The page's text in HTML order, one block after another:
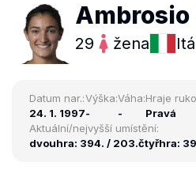
Ambrosio
29 žena
Datum nar.:
24. 1. 1997
Výška:
-
Váha:
-
Hraje
Pravá
Aktuální/nejvyšší umístění:
dvouhra: 394. / 203.čtyřhra: